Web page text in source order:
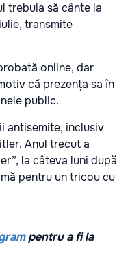
trebuia să cânte la
transmite
online, dar
că prezența sa în
public.
antisemite, inclusiv
Anul trecut a
la câteva luni după
pentru un tricou cu
pentru a fi la